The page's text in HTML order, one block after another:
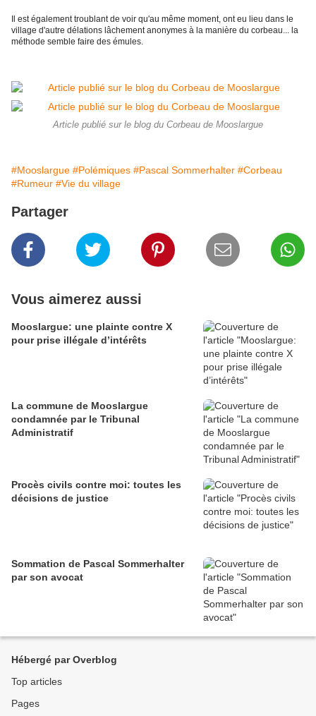
Il est également troublant de voir qu'au même moment, ont eu lieu dans le
village d'autre délations lâchement anonymes à la manière du corbeau... la
méthode semble faire des émules.
Article publié sur le blog du Corbeau de Mooslargue
#Mooslargue #Polémiques #Pascal Sommerhalter #Corbeau
#Rumeur #Vie du village
Partager
Vous aimerez aussi
Mooslargue: une plainte contre X
pour prise illégale d’intérêts
La commune de Mooslargue
condamnée par le Tribunal
Administratif
Procès civils contre moi: toutes les
décisions de justice
Sommation de Pascal Sommerhalter
par son avocat
Hébergé par Overblog
Top articles
Pages